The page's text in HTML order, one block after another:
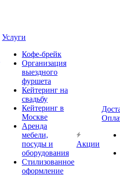
Услуги
Кофе-брейк
Организация
выездного
фуршета
Кейтеринг на
свадьбу
Кейтеринг в
Москве
Аренда
мебели,
посуды и
оборудования
Стилизованное
оформление
Акции